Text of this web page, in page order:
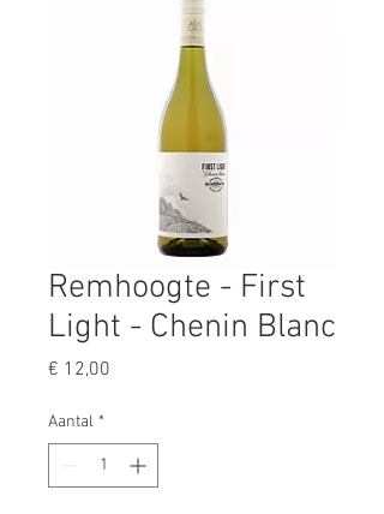
Remhoogte - First
Light - Chenin Blanc
€ 12,00
Aantal *